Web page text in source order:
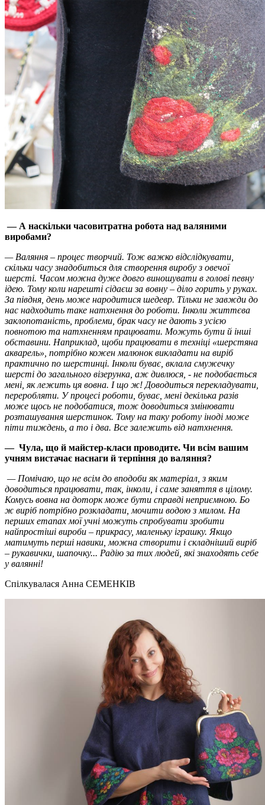
— А наскільки часовитратна робота над валяними
виробами?
— Валяння – процес творчий. Тож важко відслідкувати,
скільки часу знадобиться для створення виробу з овечої
шерсті. Часом можна дуже довго виношувати в голові певну
ідею. Тому коли нарешті сідаєш за вовну – діло горить у руках.
За півдня, день може народитися шедевр. Тільки не завжди до
нас надходить таке натхнення до роботи. Інколи життєва
заклопотаність, проблеми, брак часу не дають з усією
повнотою та натхненням працювати. Можуть бути й інші
обставини. Наприклад, щоби працювати в техніці «шерстяна
акварель», потрібно кожен малюнок викладати на виріб
практично по шерстинці. Інколи буває, вклала смужечку
шерсті до загального візерунка, аж дивлюся, - не подобається
мені, як лежить ця вовна. І що ж! Доводиться перекладувати,
переробляти. У процесі роботи, буває, мені декілька разів
може щось не подобатися, тож доводиться змінювати
розташування шерстинок. Тому на таку роботу іноді може
піти тиждень, а то і два. Все залежить від натхнення.
— Чула, що й майстер-класи проводите. Чи всім вашим
учням вистачає наснаги й терпіння до валяння?
— Помічаю, що не всім до вподоби як матеріал, з яким
доводиться працювати, так, інколи, і саме заняття в цілому.
Комусь вовна на доторк може бути справді неприємною. Бо
ж виріб потрібно розкладати, мочити водою з милом. На
перших етапах мої учні можуть спробувати зробити
найпростіші вироби – прикрасу, маленьку іграшку. Якщо
матимуть перші навики, можна створити і складніший виріб
– рукавички, шапочку... Радію за тих людей, які знаходять себе
у валянні!
Спілкувалася Анна СЕМЕНКІВ